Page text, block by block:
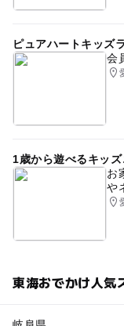
ピュアハートキッズ
会
1歳から遊べるキッ
お
や
東海おでかけ人気